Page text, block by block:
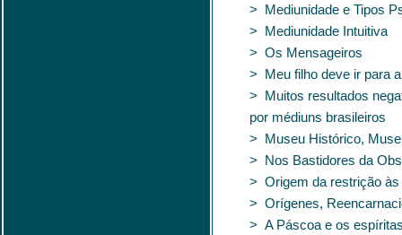
> Mediunidade e Tipos
> Mediunidade Intuitiva
> Os Mensageiros
> Meu filho deve ir para
> Muitos resultados
por médiuns brasileiros
> Museu Histórico,
> Nos Bastidores da
> Origem da restrição
> Orígenes,
> A Páscoa e os